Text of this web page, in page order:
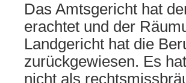
Das Amtsgericht hat
erachtet und der
Landgericht hat die
zurückgewiesen. Es
nicht als